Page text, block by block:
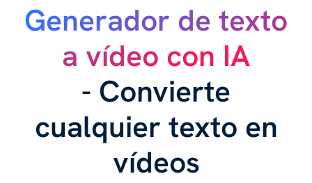
Generador de texto
a vídeo con IA
- Convierte
cualquier texto en
vídeos